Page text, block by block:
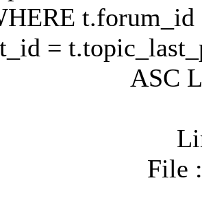
=
ASC
File